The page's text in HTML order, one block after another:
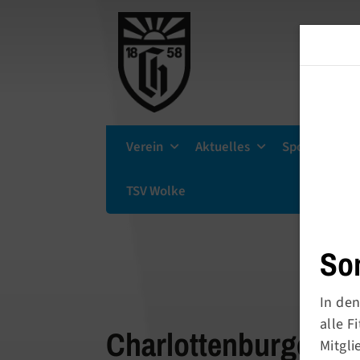
Verein Aktuelles Sportsuche
TSV Wolke
Charlottenburger
In
alle